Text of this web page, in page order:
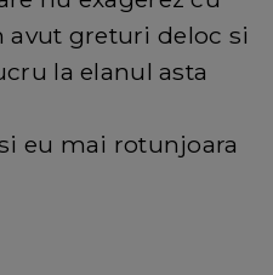
avut greturi deloc si
la elanul asta
eu mai rotunjoara